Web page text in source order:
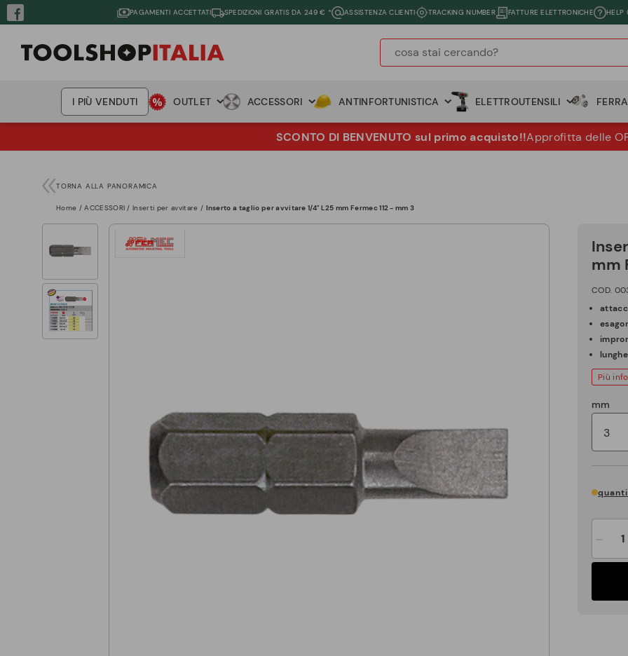
PAGAMENTI ACCETTATI SPEDIZIONI GRATIS DA 249 € * ASSISTENZA CLIENTI TRACKING NUMBER FATTURE ELETTRONICHE HELP
I PIÙ VENDUTI OUTLET ACCESSORI ANTINFORTUNISTICA ELETTROUTENSILI
SCONTO DI BENVENUTO sul primo acquisto!!Approfitta delle
TORNA ALLA PANORAMICA
Home ACCESSORI Inserti per avvitare Inserto a taglio per avvitare 1/4" L25 mm Fermec 112 - mm 3
mm
COD.
Più
mm
-